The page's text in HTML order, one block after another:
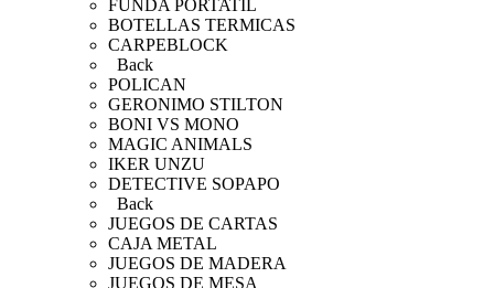
FUNDA PORTATIL
BOTELLAS TERMICAS
CARPEBLOCK
Back
POLICAN
GERONIMO STILTON
BONI VS MONO
MAGIC ANIMALS
IKER UNZU
DETECTIVE SOPAPO
Back
JUEGOS DE CARTAS
CAJA METAL
JUEGOS DE MADERA
JUEGOS DE MESA